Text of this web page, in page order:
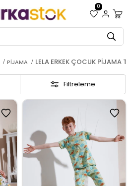
0
PIJAMA LELA ERKEK ÇOCUK PIJAMA
Filtreleme